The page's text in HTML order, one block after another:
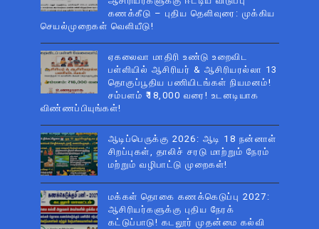
கணக்கீடு – புதிய தெளிவுரை: முக்கிய
செயல்முறைகள் வெளியீடு!
ஏகலைவா மாதிரி உண்டு உறைவிட
பள்ளியில் ஆசிரியர் & ஆசிரியரல்லா 13
தொகுப்பூதிய பணியிடங்கள் நியமனம்!
சம்பளம் ₹18,000 வரை! உடனடியாக
விண்ணப்பியுங்கள்!
ஆடிப்பெருக்கு 2026: ஆடி 18 நன்னாள்
சிறப்புகள், தாலிச் சரடு மாற்றும் நேரம்
மற்றும் வழிபாட்டு முறைகள்!
மக்கள் தொகை கணக்கெடுப்பு 2027:
ஆசிரியர்களுக்கு புதிய நேரக்
கட்டுப்பாடு! கடலூர் முதன்மை கல்வி